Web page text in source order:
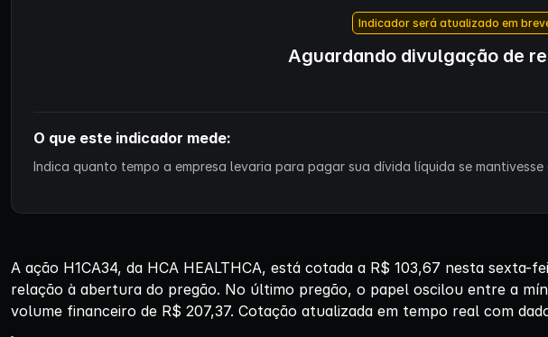
Indicador será atualizado em
Aguardando divulgação de
O que este indicador mede:
Indica quanto tempo a empresa levaria para pagar sua dívida líquida se
A ação H1CA34, da HCA HEALTHCA, está cotada a R$ 103,67 nesta sexta-
relação à abertura do pregão. No último pregão, o papel oscilou entre a
volume financeiro de R$ 207,37. Cotação atualizada em tempo real com